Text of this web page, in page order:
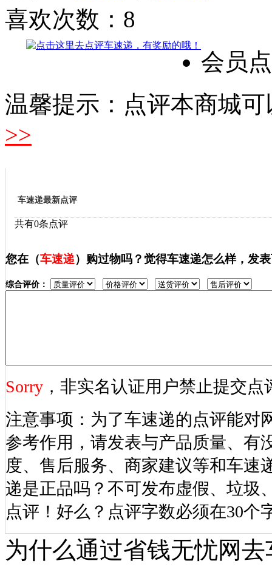
喜欢次数： 8
会员
温馨提示：点评本商城
>>
车速递最新点评
共有0条点评
您在（车速递）购过物吗？觉得车速递怎么样，发
综合评价：
Sorry ，非实名认证用户禁止提交点
注意事项：为了车速递的点评能对
参考作用，请发表与产品质量、有
度、售后服务、商家建议等和车速
递是正品吗？不可发布虚假、垃圾
点评！好么？点评字数必须在30个
为什么通过省钱无忧网